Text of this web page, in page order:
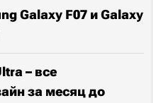
Galaxy F07 и Galaxy
– все
за месяц до